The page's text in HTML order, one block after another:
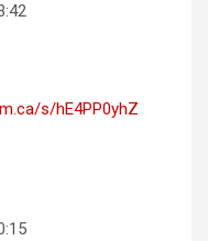
s/hE4PP0yhZ